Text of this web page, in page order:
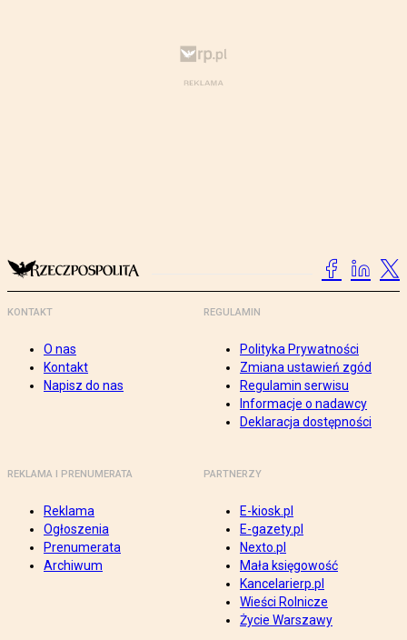
KONTAKT
O nas
Kontakt
Napisz do nas
REGULAMIN
Polityka Prywatności
Zmiana ustawień zgód
Regulamin serwisu
Informacje o nadawcy
Deklaracja dostępności
REKLAMA I PRENUMERATA
Reklama
Ogłoszenia
Prenumerata
Archiwum
PARTNERZY
E-kiosk.pl
E-gazety.pl
Nexto.pl
Mała księgowość
Kancelarierp.pl
Wieści Rolnicze
Życie Warszawy